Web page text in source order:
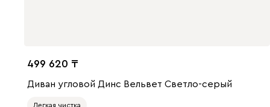
499 620
Диван угловой Динс Вельвет Светло-серый
Легкая чистка